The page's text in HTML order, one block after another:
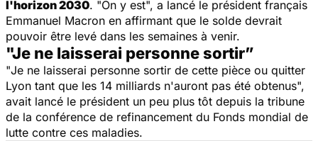
l'horizon 2030. "On y est", a lancé le président français
Emmanuel Macron en affirmant que le solde devrait
pouvoir être levé dans les semaines à venir.
"Je ne laisserai personne sortir”
"Je ne laisserai personne sortir de cette pièce ou quitter
Lyon tant que les 14 milliards n'auront pas été obtenus",
avait lancé le président un peu plus tôt depuis la tribune
de la conférence de refinancement du Fonds mondial de
lutte contre ces maladies.